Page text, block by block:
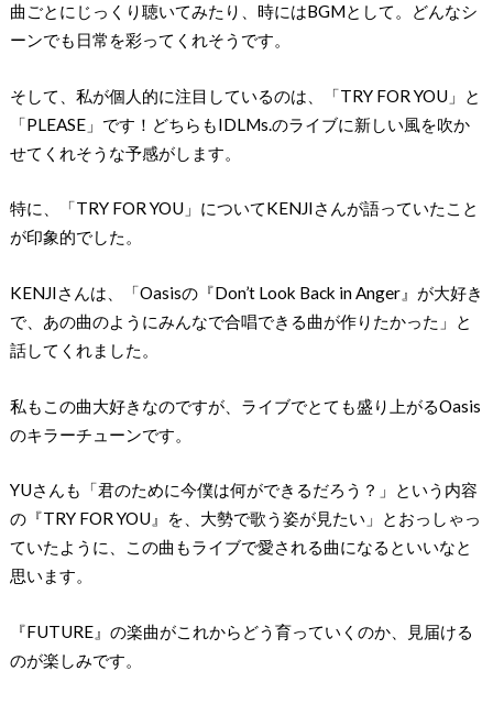
曲ごとにじっくり聴いてみたり、時にはBGMとして。どんなシ
ーンでも日常を彩ってくれそうです。
そして、私が個人的に注目しているのは、「TRY FOR YOU」と
「PLEASE」です！どちらもIDLMs.のライブに新しい風を吹か
せてくれそうな予感がします。
特に、「TRY FOR YOU」についてKENJIさんが語っていたこと
が印象的でした。
KENJIさんは、「Oasisの『Don’t Look Back in Anger』が大好き
で、あの曲のようにみんなで合唱できる曲が作りたかった」と
話してくれました。
私もこの曲大好きなのですが、ライブでとても盛り上がるOasis
のキラーチューンです。
YUさんも「君のために今僕は何ができるだろう？」という内容
の『TRY FOR YOU』を、大勢で歌う姿が見たい」とおっしゃっ
ていたように、この曲もライブで愛される曲になるといいなと
思います。
『FUTURE』の楽曲がこれからどう育っていくのか、見届ける
のが楽しみです。